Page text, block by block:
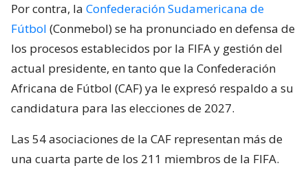
Por contra, la Confederación Sudamericana de
Fútbol (Conmebol) se ha pronunciado en defensa de
los procesos establecidos por la FIFA y gestión del
actual presidente, en tanto que la Confederación
Africana de Fútbol (CAF) ya le expresó respaldo a su
candidatura para las elecciones de 2027.
Las 54 asociaciones de la CAF representan más de
una cuarta parte de los 211 miembros de la FIFA.